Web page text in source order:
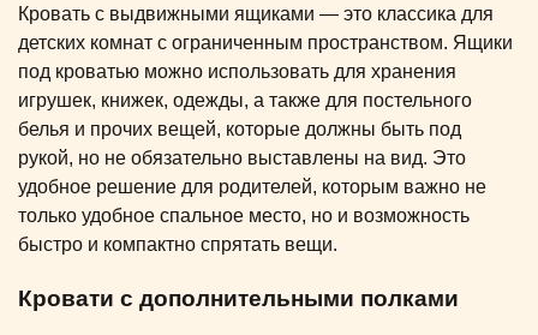
Кровать с выдвижными ящиками — это классика для
детских комнат с ограниченным пространством. Ящики
под кроватью можно использовать для хранения
игрушек, книжек, одежды, а также для постельного
белья и прочих вещей, которые должны быть под
рукой, но не обязательно выставлены на вид. Это
удобное решение для родителей, которым важно не
только удобное спальное место, но и возможность
быстро и компактно спрятать вещи.
Кровати с дополнительными полками